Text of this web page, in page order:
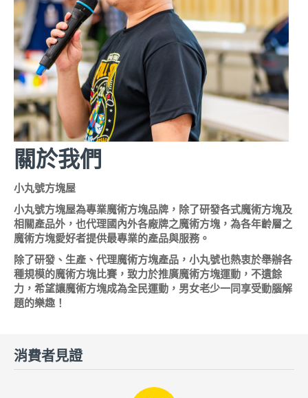
關於我們
小丸號方塊屋
小丸號方塊屋為專業魔術方塊品牌，除了研發各式魔術方塊及
相關產品外，也代理國內外各廠牌之魔術方塊，為各年齡層之
魔術方塊愛好者提供最專業的產品與服務。
除了研發、生產、代理魔術方塊產品，小丸號也熱衷於舉辦各
種規模的魔術方塊比賽，致力於推廣魔術方塊運動，不遺餘
力，希望讓魔術方塊成為全民運動，男女老少一同享受動腦解
題的樂趣！
消費者見證